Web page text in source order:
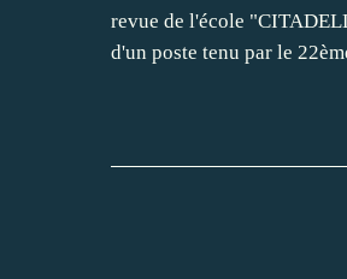
revue de l'école
d'un poste tenu par le